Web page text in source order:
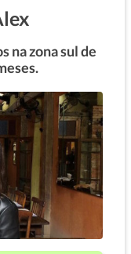
na zona sul de